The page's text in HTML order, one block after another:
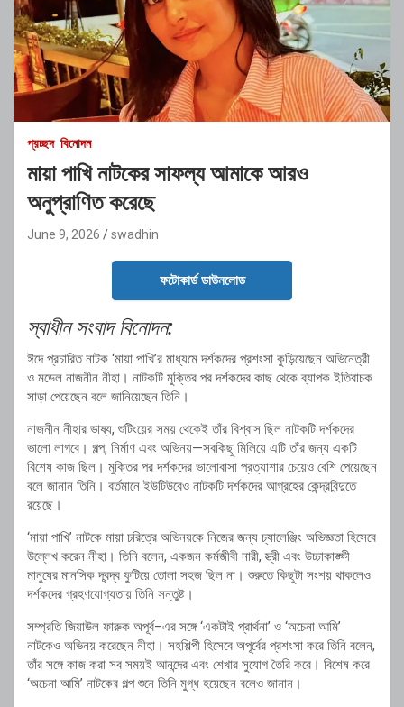
প্রচ্ছদ বিনোদন
মায়া পাখি নাটকের সাফল্য আমাকে আরও
অনুপ্রাণিত করেছে
June 9, 2026 swadhin
ফটোকার্ড ডাউনলোড
স্বাধীন সংবাদ বিনোদন:
ঈদে প্রচারিত নাটক ‘মায়া পাখি’র মাধ্যমে দর্শকদের প্রশংসা কুড়িয়েছেন অভিনেত্রী
ও মডেল নাজনীন নীহা । নাটকটি মুক্তির পর দর্শকদের কাছ থেকে ব্যাপক ইতিবাচক
সাড়া পেয়েছেন বলে জানিয়েছেন তিনি।
নাজনীন নীহার ভাষ্য, শুটিংয়ের সময় থেকেই তাঁর বিশ্বাস ছিল নাটকটি দর্শকদের
ভালো লাগবে। গল্প, নির্মাণ এবং অভিনয়—সবকিছু মিলিয়ে এটি তাঁর জন্য একটি
বিশেষ কাজ ছিল। মুক্তির পর দর্শকদের ভালোবাসা প্রত্যাশার চেয়েও বেশি পেয়েছেন
বলে জানান তিনি। বর্তমানে ইউটিউবেও নাটকটি দর্শকদের আগ্রহের কেন্দ্রবিন্দুতে
রয়েছে।
‘মায়া পাখি’ নাটকে মায়া চরিত্রে অভিনয়কে নিজের জন্য চ্যালেঞ্জিং অভিজ্ঞতা হিসেবে
উল্লেখ করেন নীহা। তিনি বলেন, একজন কর্মজীবী নারী, স্ত্রী এবং উচ্চাকাঙ্ক্ষী
মানুষের মানসিক দ্বন্দ্ব ফুটিয়ে তোলা সহজ ছিল না। শুরুতে কিছুটা সংশয় থাকলেও
দর্শকদের গ্রহণযোগ্যতায় তিনি সন্তুষ্ট।
সম্প্রতিজিয়াউল ফারুক অপূর্ব–এর সঙ্গে ‘একটাই প্রার্থনা’ ও ‘অচেনা আমি’
নাটকেও অভিনয় করেছেন নীহা। সহশিল্পী হিসেবে অপূর্বের প্রশংসা করে তিনি বলেন,
তাঁর সঙ্গে কাজ করা সব সময়ই আনন্দের এবং শেখার সুযোগ তৈরি করে। বিশেষ করে
‘অচেনা আমি’ নাটকের গল্প শুনে তিনি মুগ্ধ হয়েছেন বলেও জানান।